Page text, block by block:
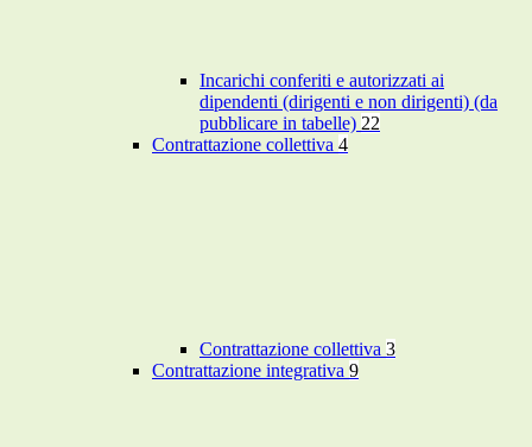
Incarichi conferiti e autorizzati ai
dipendenti (dirigenti e non dirigenti) (da
pubblicare in tabelle) 22
Contrattazione collettiva 4
Contrattazione collettiva 3
Contrattazione integrativa 9